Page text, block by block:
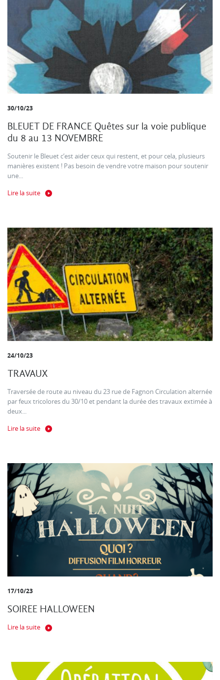
30/10/23
BLEUET DE FRANCE Quêtes sur la voie publique
du 8 au 13 NOVEMBRE
Soutenir le Bleuet c’est aider ceux qui restent, et pour cela, plusieurs
manières existent ! Pas besoin de vendre votre maison pour soutenir
une...
Lire la suite
24/10/23
TRAVAUX
Traversée de route au niveau du 23 rue de Fagnon Circulation alternée
par feux tricolores du 30/10 et pendant la durée des travaux extimée à
deux...
Lire la suite
17/10/23
SOIREE HALLOWEEN
Lire la suite